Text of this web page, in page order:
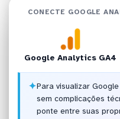
CONECTE GOOGLE
Google Analytics GA4
✦Para visualizar
sem complicações
ponte entre suas